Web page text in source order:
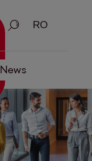
Căutare
News